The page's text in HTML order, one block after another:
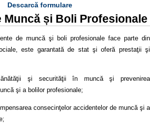
Descarcă formulare
Muncă și Boli Profesionale
de muncă şi boli profesionale face parte din
este garantată de stat şi oferă prestaţii şi
şi securităţii în muncă şi prevenirea
şi a bolilor profesionale;
consecinţelor accidentelor de muncă şi a